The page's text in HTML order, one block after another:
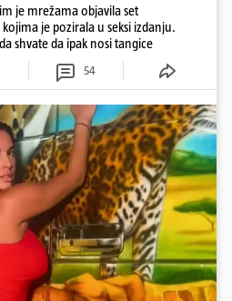
je mrežama objavila set
je pozirala u seksi izdanju.
shvate da ipak nosi tangice
54